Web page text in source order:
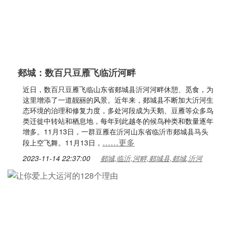
郯城：数百只豆雁飞临沂河畔
近日，数百只豆雁飞临山东省郯城县沂河河畔休憩、觅食，为
这里增添了一道靓丽的风景。近年来，郯城县不断加大沂河生
态环境的治理和修复力度，多处河段成为天鹅、豆雁等众多鸟
类迁徙中转站和栖息地，每年到此越冬的候鸟种类和数量逐年
增多。11月13日，一群豆雁在沂河山东省临沂市郯城县马头
段上空飞舞。11月13日， ……更多
2023-11-14 22:37:00 郯城,临沂,河畔,郯城县,郯城,沂河